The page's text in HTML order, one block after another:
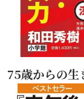
75歳からの生